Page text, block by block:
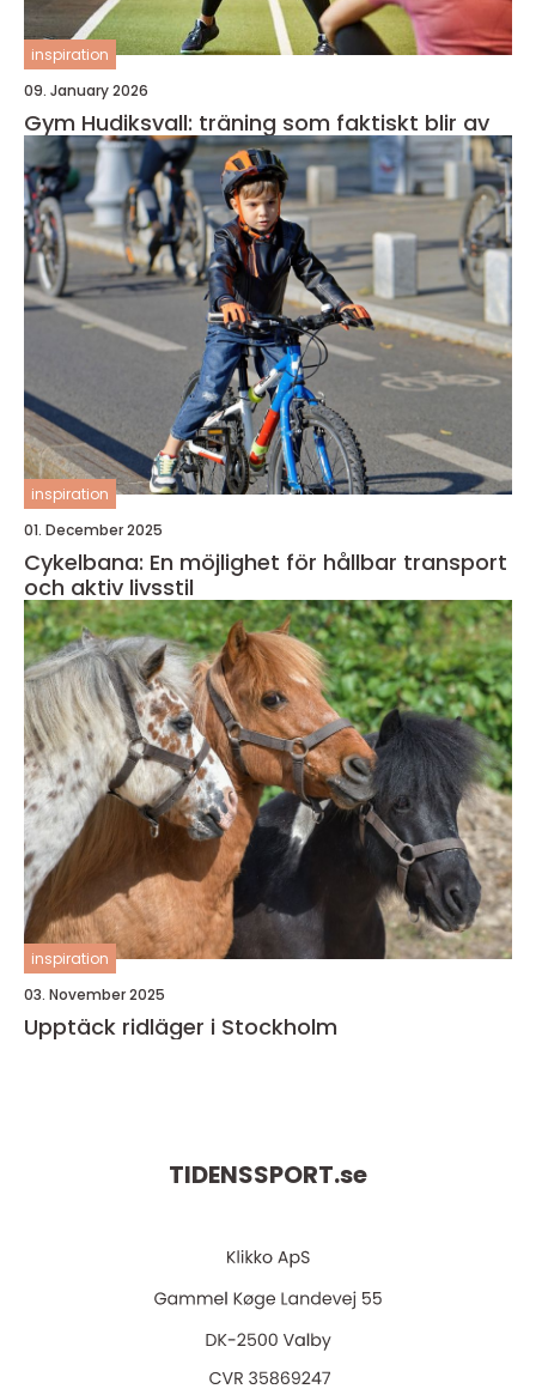
inspiration
09. January 2026
Gym Hudiksvall: träning som faktiskt blir av
inspiration
01. December 2025
Cykelbana: En möjlighet för hållbar transport
och aktiv livsstil
inspiration
03. November 2025
Upptäck ridläger i Stockholm
TIDENSSPORT.se